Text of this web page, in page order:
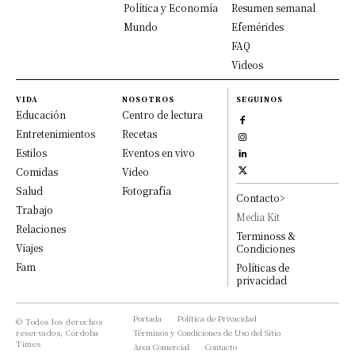
Política y Economía
Mundo
Resumen semanal
Efemérides
FAQ
Videos
VIDA
Educación
Entretenimientos
Estilos
Comidas
Salud
Trabajo
Relaciones
Viajes
Fam
NOSOTROS
Centro de lectura
Recetas
Eventos en vivo
Video
Fotografía
SEGUINOS
Contacto>
Media Kit
Terminoss &
Condiciones
Políticas de
privacidad
© Todos los derechos
reservados, Córdoba
Times
Portada
Política de Privacidad
Términos y Condiciones de Uso del Sitio
Area Comercial
Contacto